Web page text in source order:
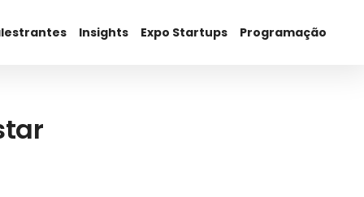
Insights Expo Startups Programação